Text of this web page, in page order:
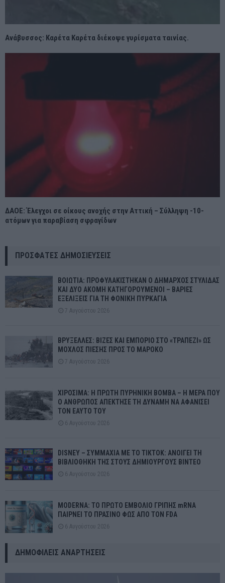
Ανάβυσσος: Καρέτα Καρέτα διέκοψε γυρίσματα ταινίας.
ΔΑΟΕ: Έλεγχοι σε οίκους ανοχής στην Αττική – Σύλληψη -10-
ατόμων για παραβίαση σφραγίδων
ΠΡΌΣΦΑΤΕΣ ΔΗΜΟΣΙΕΎΣΕΙΣ
ΒΟΙΩΤΙΑ: ΠΡΟΦΥΛΑΚΙΣΤΗΚΑΝ Ο ΔΗΜΑΡΧΟΣ ΣΤΥΛΙΔΑΣ
ΚΑΙ ΔΥΟ ΑΚΟΜΗ ΚΑΤΗΓΟΡΟΥΜΕΝΟΙ – ΒΑΡΙΕΣ
ΕΞΕΛΙΞΕΙΣ ΓΙΑ ΤΗ ΦΟΝΙΚΗ ΠΥΡΚΑΓΙΑ
7 Αυγούστου 2026
ΒΡΥΞΕΛΛΕΣ: ΒΙΖΕΣ ΚΑΙ ΕΜΠΟΡΙΟ ΣΤΟ «ΤΡΑΠΕΖΙ» ΩΣ
ΜΟΧΛΟΣ ΠΙΕΣΗΣ ΠΡΟΣ ΤΟ ΜΑΡΟΚΟ
7 Αυγούστου 2026
ΧΙΡΟΣΙΜΑ: Η ΠΡΩΤΗ ΠΥΡΗΝΙΚΗ ΒΟΜΒΑ – Η ΜΕΡΑ ΠΟΥ
Ο ΑΝΘΡΩΠΟΣ ΑΠΕΚΤΗΣΕ ΤΗ ΔΥΝΑΜΗ ΝΑ ΑΦΑΝΙΣΕΙ
ΤΟΝ ΕΑΥΤΟ ΤΟΥ
6 Αυγούστου 2026
DISNEY – ΣΥΜΜΑΧΙΑ ΜΕ ΤΟ TIKTOK: ΑΝΟΙΓΕΙ ΤΗ
ΒΙΒΛΙΟΘΗΚΗ ΤΗΣ ΣΤΟΥΣ ΔΗΜΙΟΥΡΓΟΥΣ ΒΙΝΤΕΟ
6 Αυγούστου 2026
MODERNA: ΤΟ ΠΡΩΤΟ ΕΜΒΟΛΙΟ ΓΡΙΠΗΣ mRNA
ΠΑΙΡΝΕΙ ΤΟ ΠΡΑΣΙΝΟ ΦΩΣ ΑΠΟ ΤΟΝ FDA
6 Αυγούστου 2026
ΔΗΜΟΦΙΛΕΊΣ ΑΝΑΡΤΉΣΕΙΣ